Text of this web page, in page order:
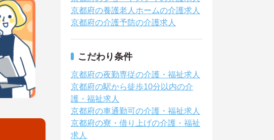
京都府の養護老人ホームの介護求人
京都府の介護予防の介護求人
こだわり条件
京都府の夜勤専従の介護・福祉求人
京都府の駅から徒歩10分以内の介
護・福祉求人
京都府の車通勤可の介護・福祉求人
京都府の寮・借り上げの介護・福祉
求人